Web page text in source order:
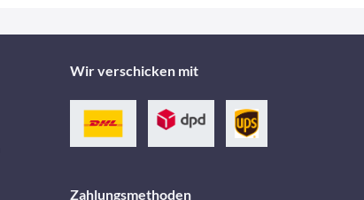
Wir verschicken mit
Zahlungsmethoden